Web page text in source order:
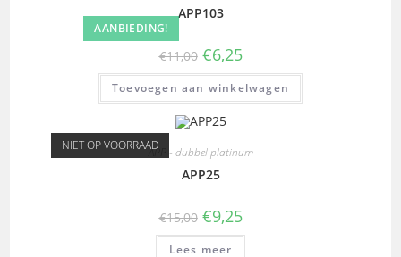
AANBIEDING!
APP103
€11,00 €6,25
Toevoegen aan winkelwagen
NIET OP VOORRAADAPP - dubbel platinum
APP25
€15,00 €9,25
Lees meer